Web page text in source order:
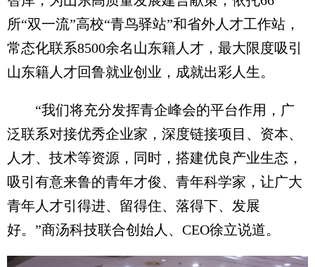
所“双一流”高校“青鸟驿站”和省外人才工作站，
常态化联系8500余名山东籍人才，最大限度吸引
山东籍人才回鲁就业创业，成就出彩人生。
“我们将充分发挥青企峰会的平台作用，广
泛联系对接优秀企业家，深度链接项目、资本、
人才、技术等资源，同时，搭建优良产业生态，
吸引有意来鲁的青年才俊、青年科学家，让广大
青年人才引得进、留得住、落得下、发展
好。”商汤科技联合创始人、CEO徐立说道。